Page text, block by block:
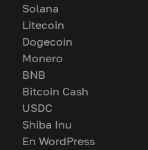
Solana
Litecoin
Dogecoin
Monero
BNB
Bitcoin Cash
USDC
Shiba Inu
En WordPress